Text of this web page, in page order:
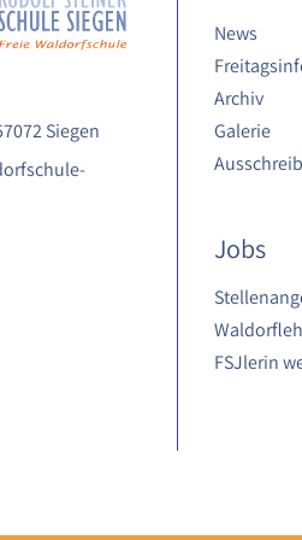
Siegen
News
Archiv
Galerie
Jobs
FSJlerin
erfassen Informationen
helfen uns